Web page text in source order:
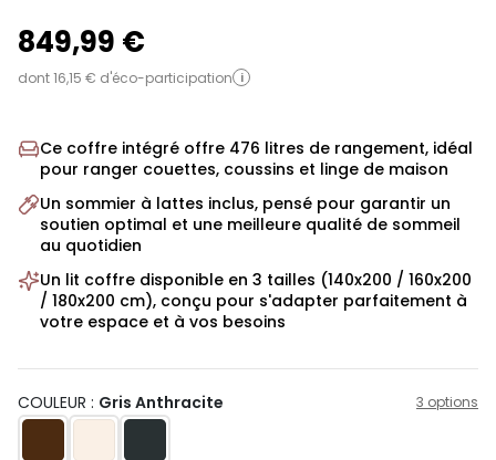
849,99 €
dont 16,15 € d'éco-participation i
Ce coffre intégré offre 476 litres de rangement, idéal
pour ranger couettes, coussins et linge de maison
Un sommier à lattes inclus, pensé pour garantir un
soutien optimal et une meilleure qualité de sommeil
au quotidien
Un lit coffre disponible en 3 tailles (140x200 / 160x200
/ 180x200 cm), conçu pour s'adapter parfaitement à
votre espace et à vos besoins
COULEUR : Gris Anthracite 3 options